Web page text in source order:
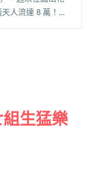
人流達 8 萬！第
生猛樂